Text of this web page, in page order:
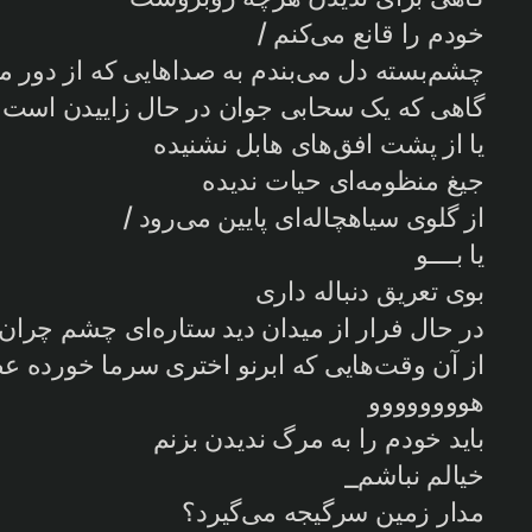
خودم را قانع می‌کنم /
چشم‌بسته دل می‌بندم به صداهایی که از دور
گاهی که یک سحابی جوان در حال زاییدن
یا از پشت افق‌های هابل نشنیده
جیغ منظومه‌ای حیات ندیده
از گلوی سیاهچاله‌ای پایین می‌رود /
یا بــــو
بوی تعریق دنباله داری
در حال فرار از میدان دید ستاره‌ای چشم چران
از آن وقت‌هایی که ابرنو اختری سرما
هوووووووو
باید خودم را به مرگ ندیدن بزنم
خیالم نباشم_
مدار زمین سرگیجه می‌گیرد؟